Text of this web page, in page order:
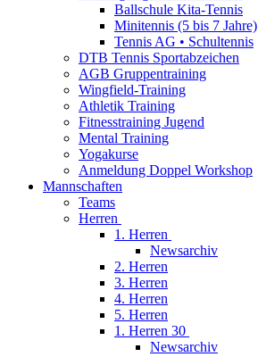
Ballschule Kita-Tennis
Minitennis (5 bis 7 Jahre)
Tennis AG • Schultennis
DTB Tennis Sportabzeichen
AGB Gruppentraining
Wingfield-Training
Athletik Training
Fitnesstraining Jugend
Mental Training
Yogakurse
Anmeldung Doppel Workshop
Mannschaften
Teams
Herren
1. Herren
Newsarchiv
2. Herren
3. Herren
4. Herren
5. Herren
1. Herren 30
Newsarchiv